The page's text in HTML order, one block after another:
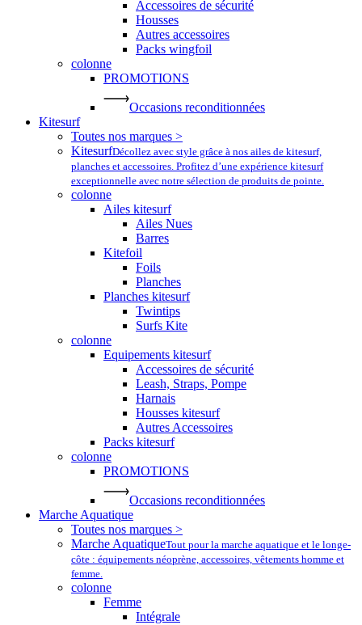
Accessoires de sécurité
Housses
Autres accessoires
Packs wingfoil
colonne
PROMOTIONS
Occasions reconditionnées
Kitesurf
Toutes nos marques >
KitesurfDécollez avec style grâce à nos ailes de kitesurf,
planches et accessoires. Profitez d’une expérience kitesurf
exceptionnelle avec notre sélection de produits de pointe.
colonne
Ailes kitesurf
Ailes Nues
Barres
Kitefoil
Foils
Planches
Planches kitesurf
Twintips
Surfs Kite
colonne
Equipements kitesurf
Accessoires de sécurité
Leash, Straps, Pompe
Harnais
Housses kitesurf
Autres Accessoires
Packs kitesurf
colonne
PROMOTIONS
Occasions reconditionnées
Marche Aquatique
Toutes nos marques >
Marche AquatiqueTout pour la marche aquatique et le longe-
côte : équipements néoprène, accessoires, vêtements homme et
femme.
colonne
Femme
Intégrale